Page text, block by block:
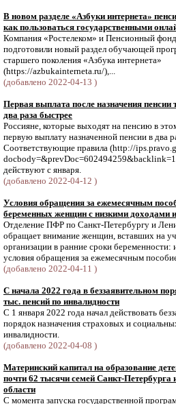
В новом разделе «Азбуки интернета»
как пользоваться государственными
Компания «Ростелеком» и Пенсионный
подготовили новый раздел обучающей
старшего поколения «Азбука интернета»
(https://azbukainterneta.ru/),...
(добавлено 2022-04-13 )
Первая выплата после назначения пенсии
два раза быстрее
Россияне, которые выходят на пенсию в
первую выплату назначенной пенсии в два
Соответствующие правила (http://
действуют с января.
(добавлено 2022-04-12 )
Условия обращения за ежемесячным
беременных женщин с низкими доходами
Отделение ПФР по Санкт-Петербургу и
обращает внимание женщин, вставших на
организации в ранние сроки беременности:
условия обращения за ежемесячным
(добавлено 2022-04-11 )
С начала 2022 года в беззаявительном
тыс. пенсий по инвалидности
С 1 января 2022 года начал действовать
порядок назначения страховых и
инвалидности.
(добавлено 2022-04-08 )
Материнский капитал на образование
почти 62 тысячи семей Санкт-Петербурга
области
С момента запуска государственной